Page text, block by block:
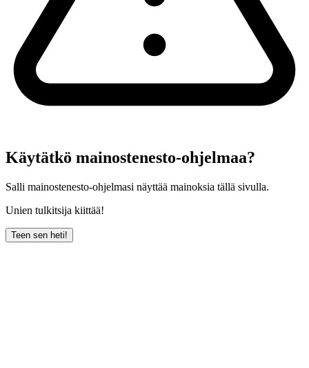
Käytätkö mainostenesto-ohjelmaa?
Salli mainostenesto-ohjelmasi näyttää mainoksia tällä sivulla.
Unien tulkitsija kiittää!
Teen sen heti!